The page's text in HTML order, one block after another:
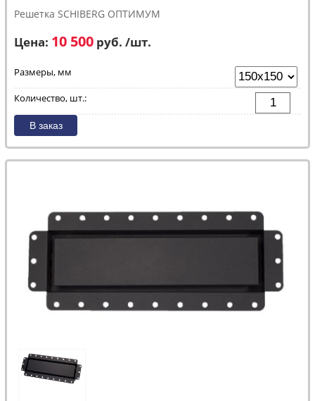
Решетка SCHIBERG ОПТИМУМ
Цена: 10 500 руб. /шт.
Размеры, мм
Количество, шт.: